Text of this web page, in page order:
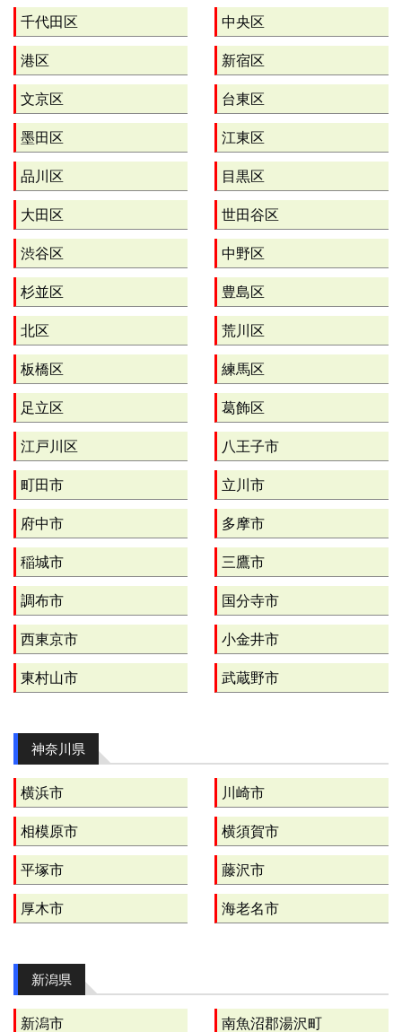
千代田区 中央区
港区 新宿区
文京区 台東区
墨田区 江東区
品川区 目黒区
大田区 世田谷区
渋谷区 中野区
杉並区 豊島区
北区 荒川区
板橋区 練馬区
足立区 葛飾区
江戸川区 八王子市
町田市 立川市
府中市 多摩市
稲城市 三鷹市
調布市 国分寺市
西東京市 小金井市
東村山市 武蔵野市
神奈川県
横浜市 川崎市
相模原市 横須賀市
平塚市 藤沢市
厚木市 海老名市
新潟県
新潟市 南魚沼郡湯沢町